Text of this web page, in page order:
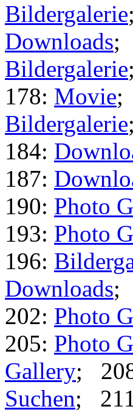
Bildergalerie
Downloads;
Bildergalerie
178: Movie;
Bildergalerie
184:
187:
190: Photo
193: Photo
196:
Downloads;
202: Photo
205: Photo
Gallery;
Suchen;